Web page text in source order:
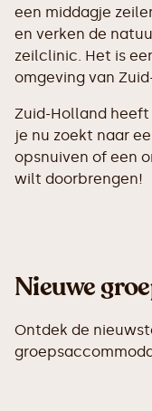
een middagje
en verken de
zeilclinic. Het is
omgeving van
Zuid-Holland
je nu zoekt naar
opsnuiven of een
wilt doorbrengen!
Nieuwe
Ontdek de